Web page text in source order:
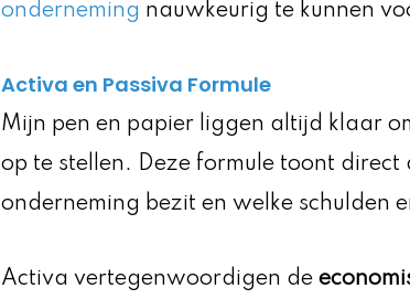
onderneming nauwkeurig te kunnen
Activa en Passiva Formule
Mijn pen en papier liggen altijd klaar
op te stellen. Deze formule toont
onderneming bezit en welke schulden
Activa vertegenwoordigen de